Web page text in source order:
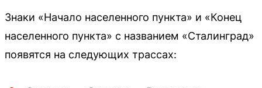
Знаки «Начало населенного пункта» и «Конец
населенного пункта» с названием «Сталинград»
появятся на следующих трассах: